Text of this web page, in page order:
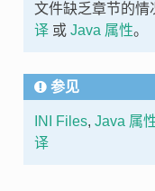
文件缺乏章节的情
译或 Java 属性。
参见
INI Files, Java 属
译